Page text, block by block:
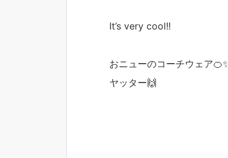
It’s very cool!!
おニューのコーチウェア
ヤッター🙌